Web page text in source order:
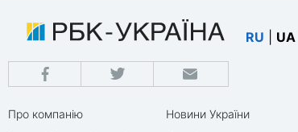
RU UA
Про компанію
Новини України